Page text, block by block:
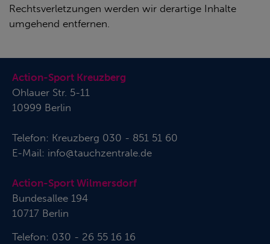
Rechtsverletzungen werden wir derartige Inhalte
umgehend entfernen.
Action-Sport Kreuzberg
Ohlauer Str. 5-11
10999 Berlin
Telefon: Kreuzberg 030 - 851 51 60
E-Mail: info@tauchzentrale.de
Action-Sport Wilmersdorf
Bundesallee 194
10717 Berlin
Telefon: 030 - 26 55 16 16